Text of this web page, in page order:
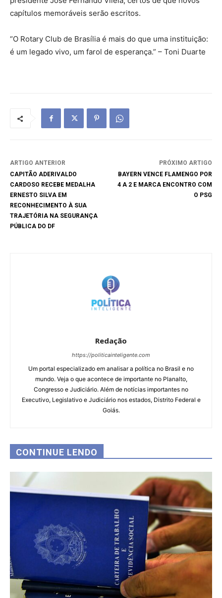
capítulos memoráveis serão escritos.
“O Rotary Club de Brasília é mais do que uma instituição:
é um legado vivo, um farol de esperança.” – Toni Duarte
ARTIGO ANTERIOR
CAPITÃO ADERIVALDO
CARDOSO RECEBE MEDALHA
ERNESTO SILVA EM
RECONHECIMENTO À SUA
TRAJETÓRIA NA SEGURANÇA
PÚBLICA DO DF
PRÓXIMO ARTIGO
BAYERN VENCE FLAMENGO POR
4 A 2 E MARCA ENCONTRO COM
O PSG
Redação
https://politicainteligente.com
Um portal especializado em analisar a política no Brasil e no
mundo. Veja o que acontece de importante no Planalto,
Congresso e Judiciário. Além de notícias importantes no
Executivo, Legislativo e Judiciário nos estados, Distrito Federal e
Goiás.
CONTINUE LENDO